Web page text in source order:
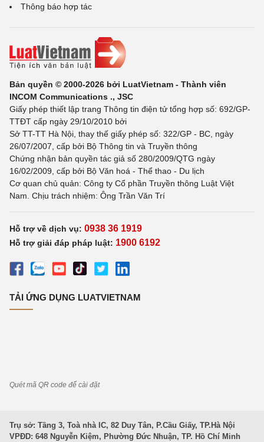
Thông báo hợp tác
Bản quyền © 2000-2026 bởi LuatVietnam - Thành viên
INCOM Communications ., JSC
Giấy phép thiết lập trang Thông tin điện tử tổng hợp số: 692/GP-
TTĐT cấp ngày 29/10/2010 bởi
Sở TT-TT Hà Nội, thay thế giấy phép số: 322/GP - BC, ngày
26/07/2007, cấp bởi Bộ Thông tin và Truyền thông
Chứng nhận bản quyền tác giả số 280/2009/QTG ngày
16/02/2009, cấp bởi Bộ Văn hoá - Thể thao - Du lịch
Cơ quan chủ quản: Công ty Cổ phần Truyền thông Luật Việt
Nam. Chịu trách nhiệm: Ông Trần Văn Trí
Hỗ trợ về dịch vụ: 0938 36 1919
Hỗ trợ giải đáp pháp luật: 1900 6192
TẢI ỨNG DỤNG LUATVIETNAM
Quét mã QR code để cài đặt
Trụ sở: Tầng 3, Toà nhà IC, 82 Duy Tân, P.Cầu Giấy, TP.Hà Nội
VPĐD: 648 Nguyễn Kiệm, Phường Đức Nhuận, TP. Hồ Chí Minh